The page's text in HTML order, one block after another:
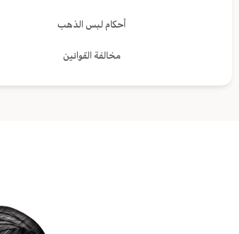
أحكام لبس الذهب
مخالفة القوانين